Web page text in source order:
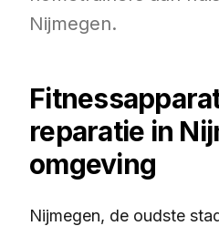
Nijmegen.
reparatie in
omgeving
Nijmegen, de oudste